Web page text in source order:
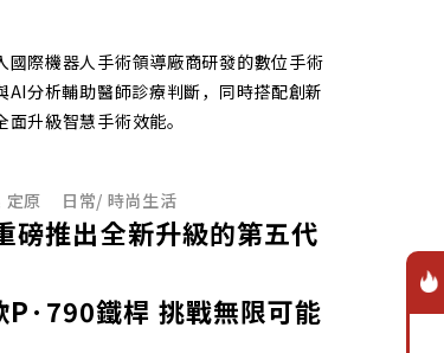
國際機器人手術領導廠商研發的數位手術
AI分析輔助醫師診療判斷，同時搭配創新
升級智慧手術效能。
定原 日常/ 時尚生活
推出全新升級的第五代
P·790鐵桿 挑戰無限可能